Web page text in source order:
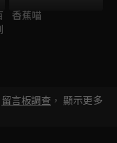
香蕉喵
留言板調查 ， 顯示更多